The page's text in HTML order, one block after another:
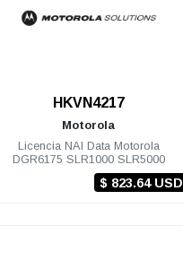
HKVN4217
Motorola
Licencia NAI Data Motorola
DGR6175 SLR1000 SLR5000
$ 823.64 USD